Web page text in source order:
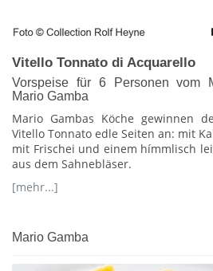
Vitello Tonnato di Acquarello
Vorspeise für 6 Personen vom
Mario Gamba
Mario Gambas Köche gewinnen
Vitello Tonnato edle Seiten an: mit
mit Frischei und einem hímmlisch
aus dem Sahnebläser.
[mehr...]
Mario Gamba